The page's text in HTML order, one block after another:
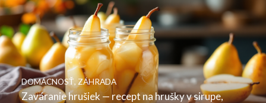
Zaváranie hrušiek — recept na hrušky v sirupe,
DOMÁCNOSŤ, ZÁHRADA